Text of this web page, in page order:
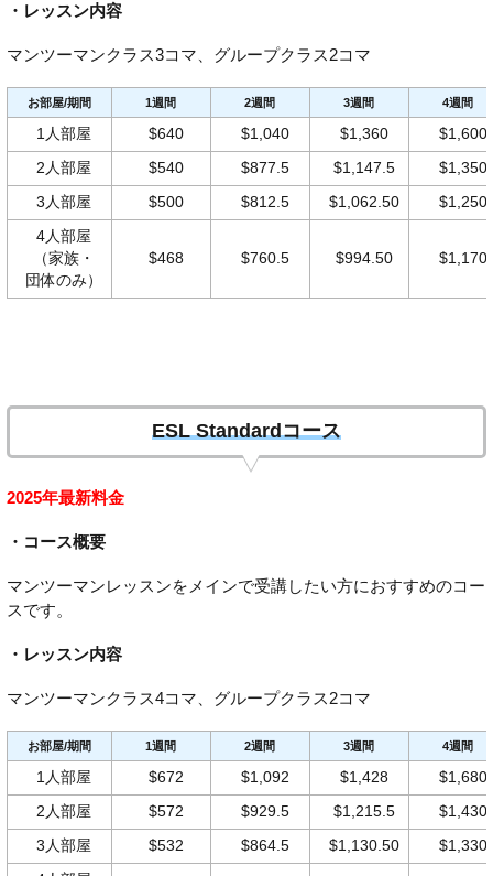
・レッスン内容
マンツーマンクラス3コマ、グループクラス2コマ
お部屋/期間 1週間 2週間 3週間 4週間
1人部屋 $640 $1,040 $1,360 $1,600
2人部屋 $540 $877.5 $1,147.5 $1,350
3人部屋 $500 $812.5 $1,062.50 $1,250
4人部屋
（家族・
団体のみ）
$468 $760.5 $994.50 $1,170
ESL Standardコース
2025年最新料金
・コース概要
マンツーマンレッスンをメインで受講したい方におすすめのコー
スです。
・レッスン内容
マンツーマンクラス4コマ、グループクラス2コマ
お部屋/期間 1週間 2週間 3週間 4週間
1人部屋 $672 $1,092 $1,428 $1,680
2人部屋 $572 $929.5 $1,215.5 $1,430
3人部屋 $532 $864.5 $1,130.50 $1,330